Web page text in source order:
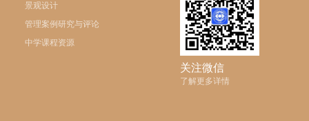
景观设计
管理案例研究与评论
中学课程资源
关注微信
了解更多详情